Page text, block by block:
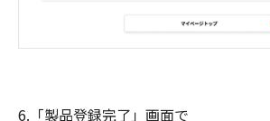
6.「製品登録完了」画面で